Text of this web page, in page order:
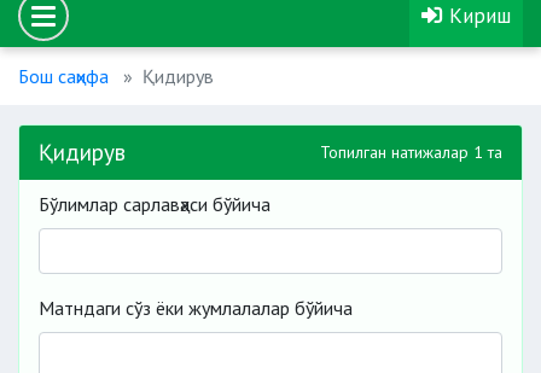
Кириш
Бош саҳифа Қидирув
Қидирув Топилган натижалар 1 та
Бўлимлар сарлавҳаси бўйича
Матндаги сўз ёки жумлалалар бўйича